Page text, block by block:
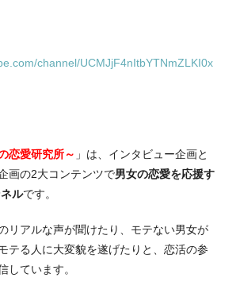
channel/UCMJjF4nItbYTNmZLKI0x
恋愛研究所～ 」は、インタビュー企画と
画の2大コンテンツで男女の恋愛を応援す
ルです。
リアルな声が聞けたり、モテない男女が
テる人に大変貌を遂げたりと、恋活の参
しています。